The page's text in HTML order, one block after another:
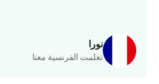
نورا
تعلمت الفرنسية معنا